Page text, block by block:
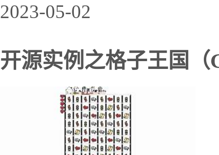
2023-05-02
开源实例之格子王国